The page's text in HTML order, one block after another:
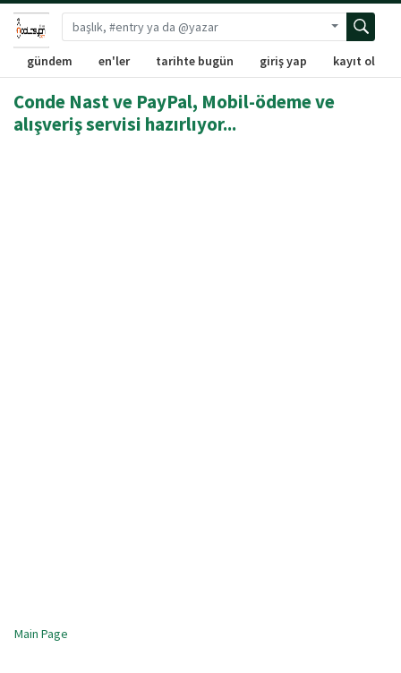
Gelişmiş
gündem en'ler tarihte bugün giriş yap kayıt ol
Conde Nast ve PayPal, Mobil-ödeme ve
alışveriş servisi hazırlıyor...
Main Page